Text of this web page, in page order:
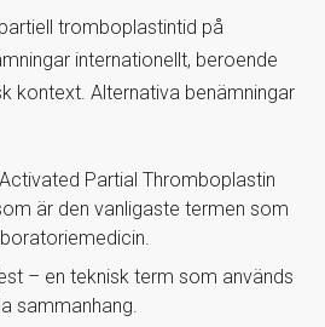
tromboplastintid på
internationellt, beroende
kontext. Alternativa benämningar
Partial Thromboplastin
är den vanligaste termen som
– en teknisk term som används
sammanhang.